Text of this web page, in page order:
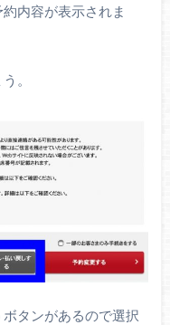
内容が表示されま
。
ボタンがあるので選択